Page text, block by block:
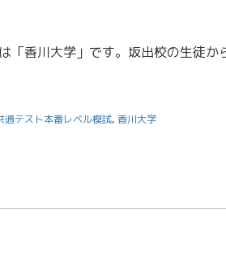
通テスト本番レベル模試, 香川大学